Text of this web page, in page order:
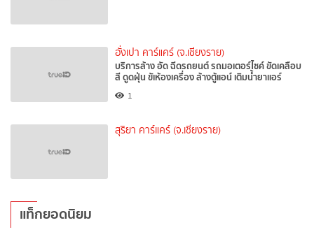
อั่งเปา คาร์แคร์ (จ.เชียงราย)
บริการล้าง อัด ฉีดรถยนต์ รถมอเตอร์ไซค์ ขัดเคลือบ
สี ดูดฝุ่น ขัเห้องเครื่อง ล้างตู้แอน์ เติมน้ำยาแอร์
1
สุริยา คาร์แคร์ (จ.เชียงราย)
แท็กยอดนิยม